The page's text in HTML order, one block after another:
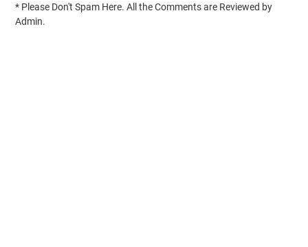
* Please Don't Spam Here. All the Comments are Reviewed by
Admin.